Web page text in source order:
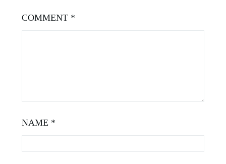
COMMENT *
NAME *